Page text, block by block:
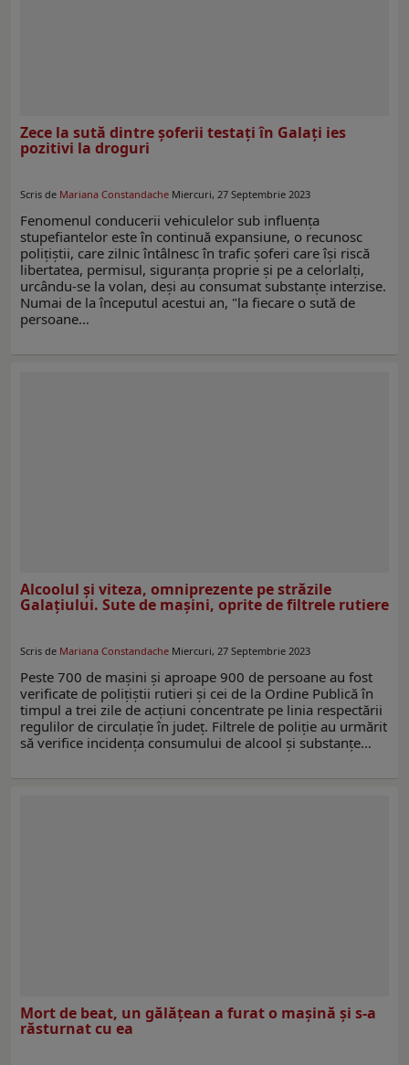
Zece la sută dintre șoferii testați în Galați ies
pozitivi la droguri
Scris de Mariana Constandache Miercuri, 27 Septembrie 2023
Fenomenul conducerii vehiculelor sub influența
stupefiantelor este în continuă expansiune, o recunosc
polițiștii, care zilnic întâlnesc în trafic șoferi care își riscă
libertatea, permisul, siguranța proprie și pe a celorlalți,
urcându-se la volan, deși au consumat substanțe interzise.
Numai de la începutul acestui an, "la fiecare o sută de
persoane…
Alcoolul și viteza, omniprezente pe străzile
Galațiului. Sute de maşini, oprite de filtrele rutiere
Scris de Mariana Constandache Miercuri, 27 Septembrie 2023
Peste 700 de mașini și aproape 900 de persoane au fost
verificate de polițiștii rutieri și cei de la Ordine Publică în
timpul a trei zile de acțiuni concentrate pe linia respectării
regulilor de circulație în județ. Filtrele de poliție au urmărit
să verifice incidența consumului de alcool și substanțe…
Mort de beat, un gălățean a furat o mașină și s-a
răsturnat cu ea